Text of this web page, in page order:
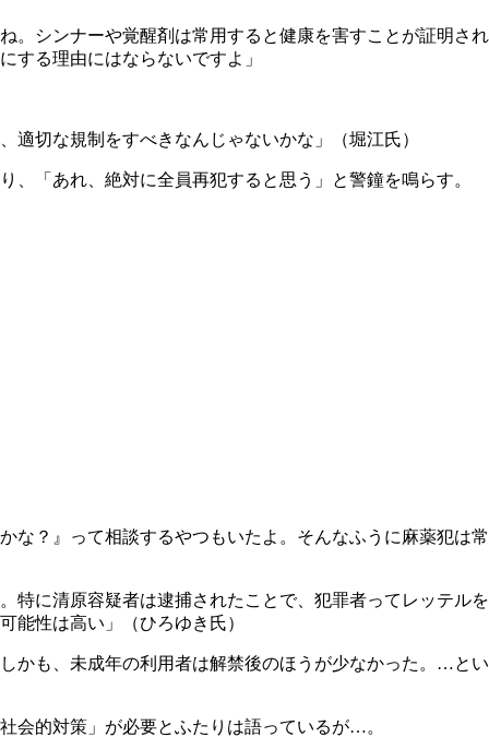
。シンナーや覚醒剤は常用すると健康を害すことが証明され
する理由にはならないですよ」
適切な規制をすべきなんじゃないかな」（堀江氏）
「あれ、絶対に全員再犯すると思う」と警鐘を鳴らす。
な？』って相談するやつもいたよ。そんなふうに麻薬犯は常
特に清原容疑者は逮捕されたことで、犯罪者ってレッテルを
能性は高い」（ひろゆき氏）
かも、未成年の利用者は解禁後のほうが少なかった。…とい
会的対策」が必要とふたりは語っているが…。